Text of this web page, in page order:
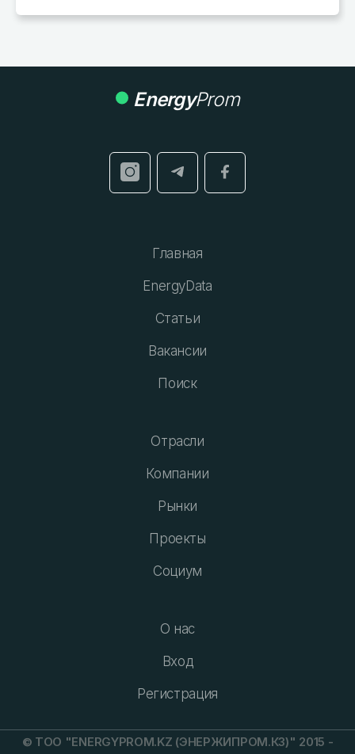
EnergyProm
Главная
EnergyData
Статьи
Вакансии
Поиск
Отрасли
Компании
Рынки
Проекты
Социум
О нас
Вход
Регистрация
© ТОО "ENERGYPROM.KZ (ЭНЕРЖИПРОМ.КЗ)" 2015 -